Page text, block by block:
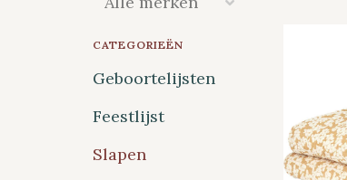
CATEGORIEËN
Geboortelijsten
Feestlijst
Slapen